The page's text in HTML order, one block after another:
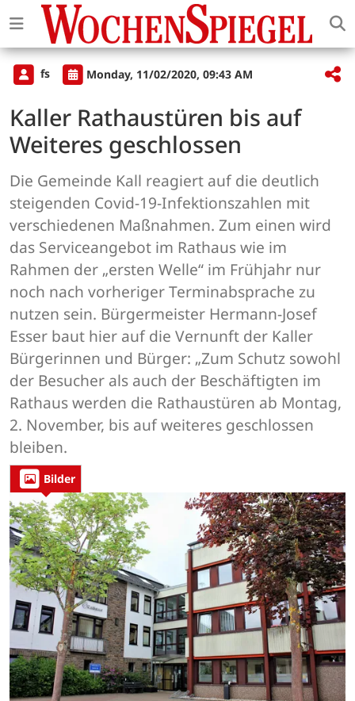
fs Monday, 11/02/2020, 09:43 AM
Kaller Rathaustüren bis auf
Weiteres geschlossen
Die Gemeinde Kall reagiert auf die deutlich
steigenden Covid-19-Infektionszahlen mit
verschiedenen Maßnahmen. Zum einen wird
das Serviceangebot im Rathaus wie im
Rahmen der „ersten Welle“ im Frühjahr nur
noch nach vorheriger Terminabsprache zu
nutzen sein. Bürgermeister Hermann-Josef
Esser baut hier auf die Vernunft der Kaller
Bürgerinnen und Bürger: „Zum Schutz sowohl
der Besucher als auch der Beschäftigten im
Rathaus werden die Rathaustüren ab Montag,
2. November, bis auf weiteres geschlossen
bleiben.
Bilder